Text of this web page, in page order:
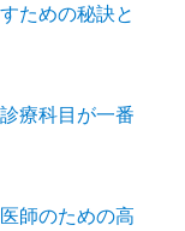
ための秘訣と
療科目が一番
師のための高